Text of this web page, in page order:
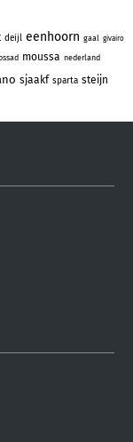
deijl eenhoorn gaal givairo
moussa nederland
sjaakf sparta steijn